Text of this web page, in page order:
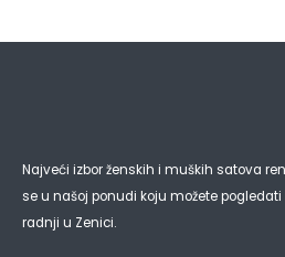
Najveći izbor ženskih i muških satova
se u našoj ponudi koju možete
radnji u Zenici.